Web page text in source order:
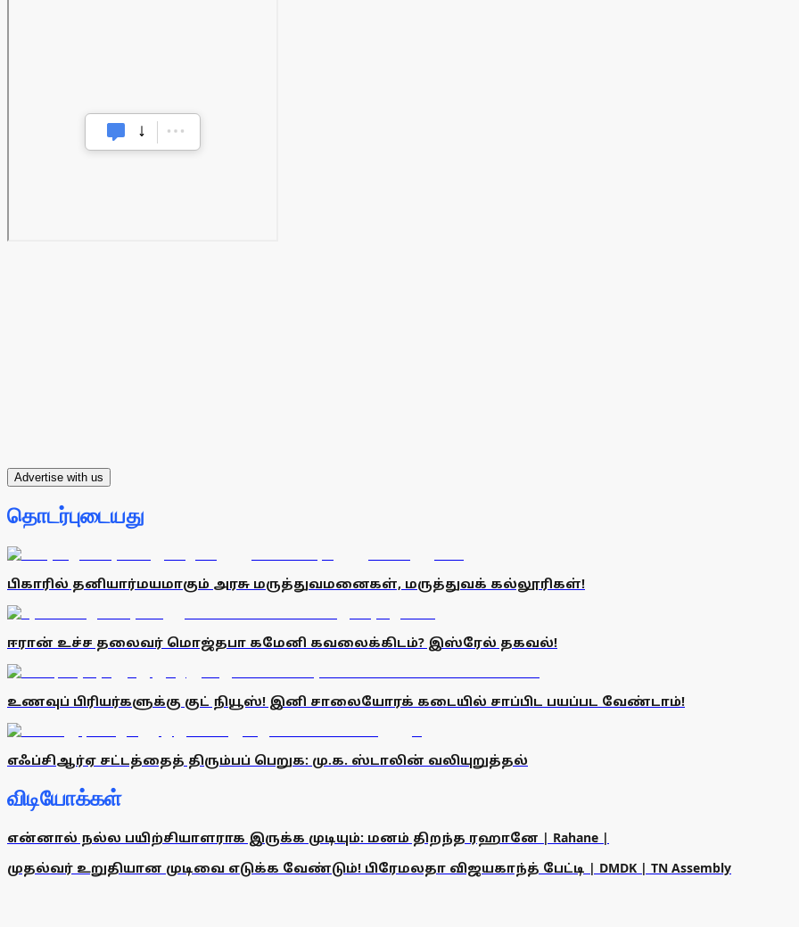
Advertise with us
தொடர்புடையது
பிகாரில் தனியார்மயமாகும் அரசு மருத்துவமனைகள், மருத்துவக் கல்லூரிகள்!
ஈரான் உச்ச தலைவர் மொஜ்தபா கமேனி கவலைக்கிடம்? இஸ்ரேல் தகவல்!
உணவுப் பிரியர்களுக்கு குட் நியூஸ்! இனி சாலையோரக் கடையில் சாப்பிட பயப்பட வேண்டாம்!
எஃப்சிஆர்ஏ சட்டத்தைத் திரும்பப் பெறுக: மு.க. ஸ்டாலின் வலியுறுத்தல்
விடியோக்கள்
என்னால் நல்ல பயிற்சியாளராக இருக்க முடியும்: மனம் திறந்த ரஹானே | Rahane |
முதல்வர் உறுதியான முடிவை எடுக்க வேண்டும்! பிரேமலதா விஜயகாந்த் பேட்டி | DMDK | TN Assembly